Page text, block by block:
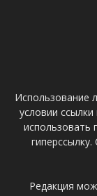
Использование
условии
использовать
Редакция